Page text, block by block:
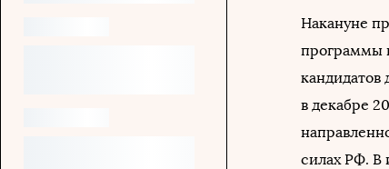
Накануне
программы
кандидатов
в декабре
силах РФ. В